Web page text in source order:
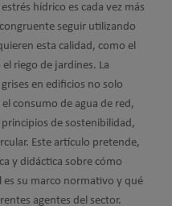
hídrico es cada vez más
seguir utilizando
esta calidad, como el
riego de jardines. La
en edificios no solo
consumo de agua de red,
de sostenibilidad,
Este artículo pretende,
y didáctica sobre cómo
es su marco normativo y qué
agentes del sector.